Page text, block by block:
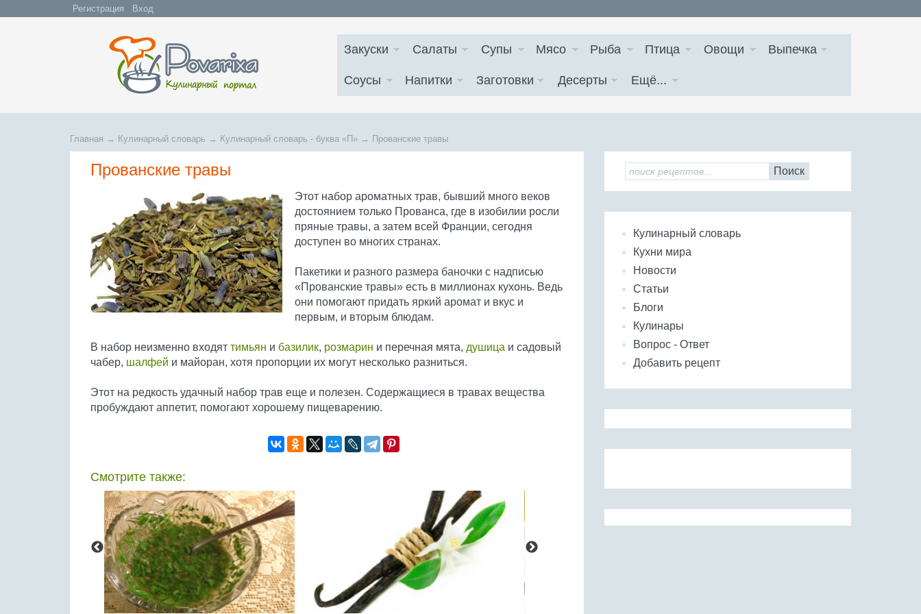
Регистрация Вход
Закуски Салаты Супы Мясо Рыба Птица Овощи Выпечка
Соусы Напитки Заготовки Десерты Ещё...
Главная → Кулинарный словарь → Кулинарный словарь - буква «П» → Прованские травы
Прованские травы
Этот набор ароматных трав, бывший много веков
достоянием только Прованса, где в изобилии росли
пряные травы, а затем всей Франции, сегодня
доступен во многих странах.
Пакетики и разного размера баночки с надписью
«Прованские травы» есть в миллионах кухонь. Ведь
они помогают придать яркий аромат и вкус и
первым, и вторым блюдам.
В набор неизменно входят тимьян и базилик, розмарин и перечная мята, душица и садовый
чабер, шалфей и майоран, хотя пропорции их могут несколько разниться.
Этот на редкость удачный набор трав еще и полезен. Содержащиеся в травах вещества
пробуждают аппетит, помогают хорошему пищеварению.
Смотрите также:
Поиск
Кулинарный словарь
Кухни мира
Новости
Статьи
Блоги
Кулинары
Вопрос - Ответ
Добавить рецепт